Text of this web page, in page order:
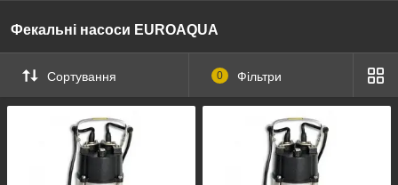
Фекальні насоси EUROAQUA
Сортування 0 Фільтри